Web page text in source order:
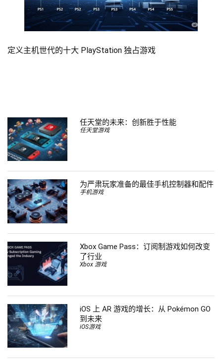
定义主机世代的十大 PlayStation 独占游戏
任天堂的未来：创新胜于性能
任天堂游戏
为严肃玩家准备的最佳手机控制器和配件
手机游戏
Xbox Game Pass：订阅制游戏如何改变
了行业
Xbox 游戏
iOS 上 AR 游戏的增长：从 Pokémon GO
到未来
iOS游戏